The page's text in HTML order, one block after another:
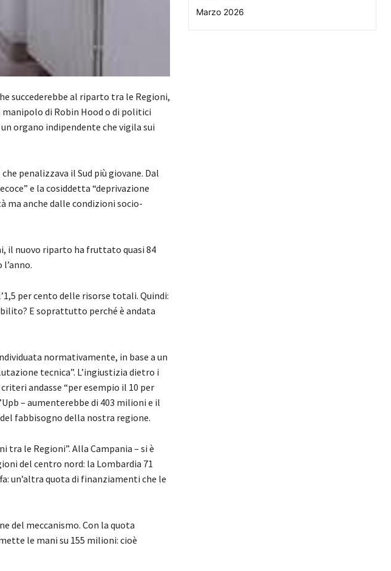
succederebbe al riparto tra le Regioni,
manipolo di Robin Hood o di politici
organo indipendente che vigila sui
penalizzava il Sud più giovane. Dal
e la cosiddetta “deprivazione
ma anche dalle condizioni socio-
il nuovo riparto ha fruttato quasi 84
per cento delle risorse totali. Quindi:
E soprattutto perché è andata
normativamente, in base a un
tecnica”. L’ingiustizia dietro i
andasse “per esempio il 10 per
– aumenterebbe di 403 milioni e il
fabbisogno della nostra regione.
le Regioni”. Alla Campania – si è
del centro nord: la Lombardia 71
un’altra quota di finanziamenti che le
del meccanismo. Con la quota
le mani su 155 milioni: cioè
Marzo 2026